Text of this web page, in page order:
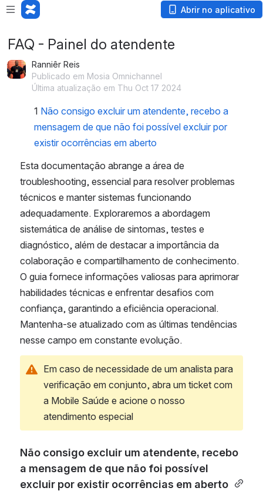
Abrir no aplicativo
FAQ - Painel do atendente
Ranniêr Reis
Publicado em Mosia Omnichannel
Última atualização em Thu Oct 17 2024
1 Não consigo excluir um atendente, recebo a
mensagem de que não foi possível excluir por
existir ocorrências em aberto
Esta documentação abrange a área de
troubleshooting, essencial para resolver problemas
técnicos e manter sistemas funcionando
adequadamente. Exploraremos a abordagem
sistemática de análise de sintomas, testes e
diagnóstico, além de destacar a importância da
colaboração e compartilhamento de conhecimento.
O guia fornece informações valiosas para aprimorar
habilidades técnicas e enfrentar desafios com
confiança, garantindo a eficiência operacional.
Mantenha-se atualizado com as últimas tendências
nesse campo em constante evolução.
Em caso de necessidade de um analista para
verificação em conjunto, abra um ticket com
a Mobile Saúde e acione o nosso
atendimento especial
Não consigo excluir um atendente, recebo
a mensagem de que não foi possível
excluir por existir ocorrências em aberto